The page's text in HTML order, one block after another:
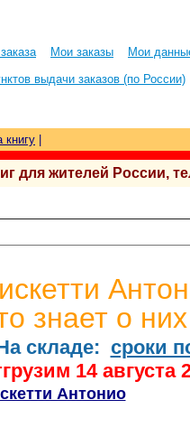
Мои заказы
Мои
выдачи заказов (по России)
книгу
для жителей России,
знает о
складе: сроки
14 августа
Антонио